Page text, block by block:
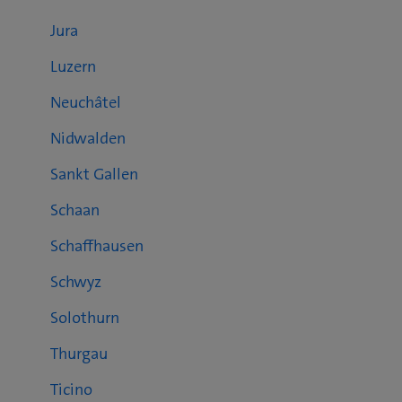
Jura
Luzern
Neuchâtel
Nidwalden
Sankt Gallen
Schaan
Schaffhausen
Schwyz
Solothurn
Thurgau
Ticino